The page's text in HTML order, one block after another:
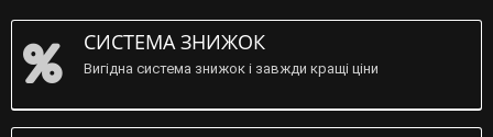
СИСТЕМА ЗНИЖОК
Вигідна система знижок і завжди кращі ціни